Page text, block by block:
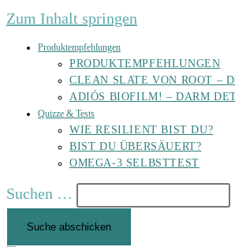
Zum Inhalt springen
Produktempfehlungen
PRODUKTEMPFEHLUNGEN
CLEAN SLATE VON ROOT –
ADIÓS BIOFILM! – DARM
Quizze & Tests
WIE RESILIENT BIST DU?
BIST DU ÜBERSÄUERT?
OMEGA-3 SELBSTTEST
Suchen …
Suche abschicken